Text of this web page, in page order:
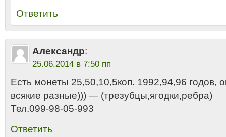
Ответить
Александр:
25.06.2014 в 7:50 пп
Есть монеты 25,50,10,5коп. 1992,94,96 годов,
всякие разные))) — (трезубцы,ягодки,ребра)
Тел.099-98-05-993
Ответить